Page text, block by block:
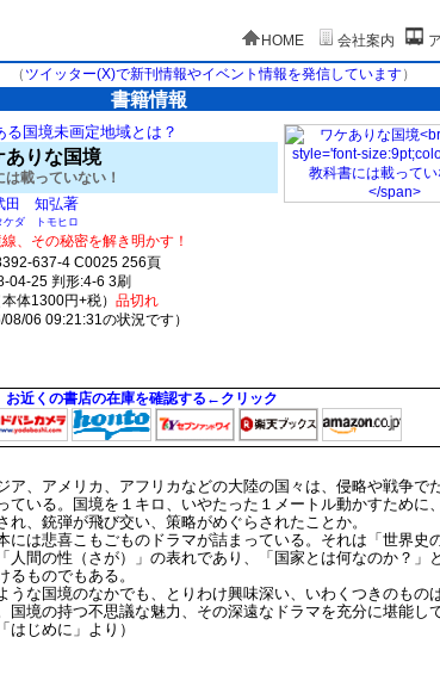
HOME 会社案内
（ ツイッター(X)で新刊情報やイベント情報を発信しています）
書籍情報
る国境未画定地域とは？
ありな国境
は載っていない！
田 知弘著
ケダ トモヒロ
、その秘密を解き明かす！
637-4 C0025 256頁
04-25 判形:4-6 3刷
体1300円+税） 品切れ
08/06 09:21:31の状況です）
お近くの書店の在庫を確認する←クリック
ア、アメリカ、アフリカなどの大陸の国々は、侵略や戦争で
ている。国境を１キロ、いやたった１メートル動かすために
れ、銃弾が飛び交い、策略がめぐらされたことか。
には悲喜こもごものドラマが詰まっている。それは「世界史
人間の性（さが）」の表れであり、「国家とは何なのか？」
るものでもある。
うな国境のなかでも、とりわけ興味深い、いわくつきのもの
国境の持つ不思議な魅力、その深遠なドラマを充分に堪能し
はじめに」より）